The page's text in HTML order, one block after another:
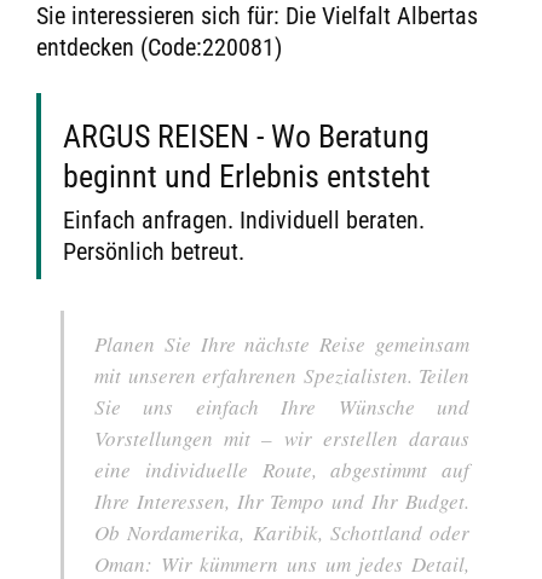
Sie interessieren sich für: Die Vielfalt Albertas
entdecken (Code:220081)
ARGUS REISEN - Wo Beratung
beginnt und Erlebnis entsteht
Einfach anfragen. Individuell beraten.
Persönlich betreut.
Planen Sie Ihre nächste Reise gemeinsam
mit unseren erfahrenen Spezialisten. Teilen
Sie uns einfach Ihre Wünsche und
Vorstellungen mit – wir erstellen daraus
eine individuelle Route, abgestimmt auf
Ihre Interessen, Ihr Tempo und Ihr Budget.
Ob Nordamerika, Karibik, Schottland oder
Oman: Wir kümmern uns um jedes Detail,